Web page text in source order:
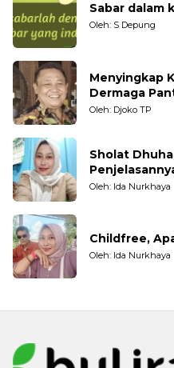
Sabar dalam
Oleh: S Depung
Menyingkap
Dermaga
Nelayan
Oleh: Djoko TP
Sholat
Oleh: Ida Nurkhaya
Childfree,
Oleh: Ida Nurkhaya